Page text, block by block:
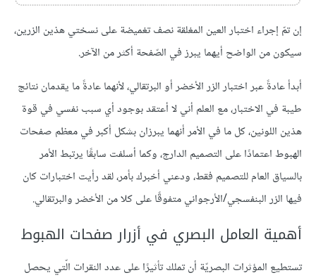
إن تمّ إجراء اختبار العين المغلقة نصف تغميضة على نسختي هذين الزرين،
سيكون من الواضح أيهما يبرز في الصّفحة أكثر من الآخر.
أبدأ عادةً عبر اختبار الزر الأخضر أو البرتقالي، لأنهما عادةً ما يقدمان نتائج
طيبة في الاختبار، مع العلم أني لا أعتقد بوجود أي سبب نفسي في قوة
هذين اللونين، كل ما في الأمر أنهما يبرزان بشكل أكبر في معظم صفحات
الهبوط اعتمادًا على التصميم الدارج، وكما أسلفت سابقًا يرتبط الأمر
بالسياق العام للتصميم فقط، ودعني أخبرك بأمر، لقد رأيت اختبارات كان
فيها الزر البنفسجي/الأرجواني متفوقًا على كلا من الأخضر والبرتقالي.
أهمية العامل البصري في أزرار صفحات الهبوط
تستطيع المؤثرات البصريّة أن تملك تأثيرًا على عدد النقرات الّتي يحصل